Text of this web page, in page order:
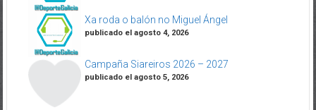
Xa roda o balón no Miguel Ángel
publicado el agosto 4, 2026
Campaña Siareiros 2026 – 2027
publicado el agosto 5, 2026